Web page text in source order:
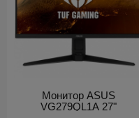
Монитор ASUS
VG279QL1A 27"